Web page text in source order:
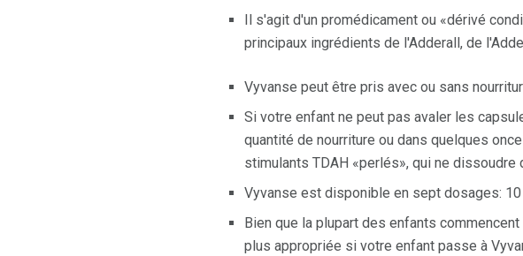
Il s'agit d'un promédicament ou «dérivé
principaux ingrédients de l'Adderall, de
Vyvanse peut être pris avec ou sans
Si votre enfant ne peut pas avaler les
quantité de nourriture ou dans quelques
stimulants TDAH «perlés», qui ne dissoudre
Vyvanse est disponible en sept dosages:
Bien que la plupart des enfants
plus appropriée si votre enfant passe à